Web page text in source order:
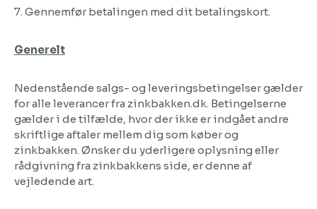
7. Gennemfør betalingen med dit betalingskort.
Generelt
Nedenstående salgs- og leveringsbetingelser gælder
for alle leverancer fra zinkbakken.dk. Betingelserne
gælder i de tilfælde, hvor der ikke er indgået andre
skriftlige aftaler mellem dig som køber og
zinkbakken. Ønsker du yderligere oplysning eller
rådgivning fra zinkbakkens side, er denne af
vejledende art.